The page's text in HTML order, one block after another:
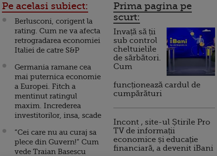
Pe acelasi subiect:
Berlusconi, corigent la
rating. Cum ne va afecta
retrogradarea economiei
Italiei de catre S&P
Germania ramane cea
mai puternica economie
a Europei. Fitch a
mentinut ratingul
maxim. Increderea
investitorilor, insa, scade
“Cei care nu au curaj sa
plece din Guvern!” Cum
vede Traian Basescu
Prima pagina pe
scurt:
Invață să ții
sub control
cheltuielile
de sărbători.
Cum
funcționează cardul de
cumpărături
Incont , site-ul Știrile Pro
TV de informații
economice și educație
financiară, a devenit iBani